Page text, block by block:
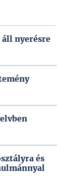
nyerésre
és